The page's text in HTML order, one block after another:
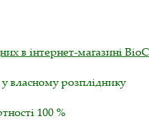
в інтернет-магазині
власному розпліднику
100 %